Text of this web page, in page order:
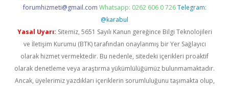
forumhizmeti@gmail.com Whatsapp: 0262 606 0 726 Telegram:
@karabul
Yasal Uyarı: Sitemiz, 5651 Sayılı Kanun gereğince Bilgi Teknolojileri
ve İletişim Kurumu (BTK) tarafından onaylanmış bir Yer Sağlayıcı
olarak hizmet vermektedir. Bu nedenle, sitedeki içerikleri proaktif
olarak denetleme veya araştırma yükümlülüğümüz bulunmamaktadır.
Ancak, üyelerimiz yazdıkları içeriklerin sorumluluğunu taşımakta olup,